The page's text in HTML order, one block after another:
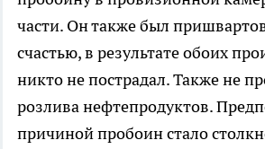
части. Он также был
счастью, в результате обоих
никто не пострадал. Также не
розлива нефтепродуктов.
причиной пробоин стало